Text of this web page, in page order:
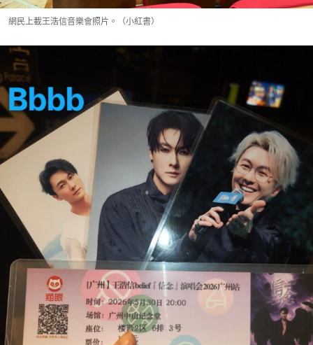
網民上載王浩信音樂會照片。（小紅書）